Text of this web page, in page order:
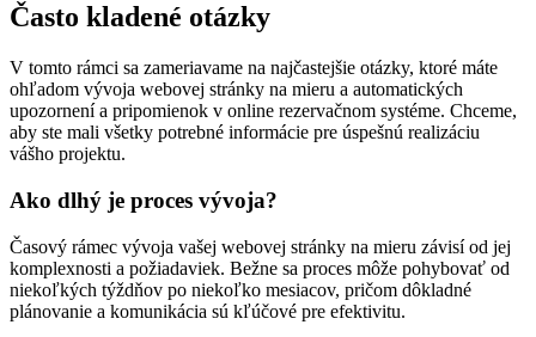
Často kladené otázky
V tomto rámci sa zameriavame na najčastejšie otázky, ktoré máte
ohľadom vývoja webovej stránky na mieru a automatických
upozornení a pripomienok v online rezervačnom systéme. Chceme,
aby ste mali všetky potrebné informácie pre úspešnú realizáciu
vášho projektu.
Ako dlhý je proces vývoja?
Časový rámec vývoja vašej webovej stránky na mieru závisí od jej
komplexnosti a požiadaviek. Bežne sa proces môže pohybovať od
niekoľkých týždňov po niekoľko mesiacov, pričom dôkladné
plánovanie a komunikácia sú kľúčové pre efektivitu.